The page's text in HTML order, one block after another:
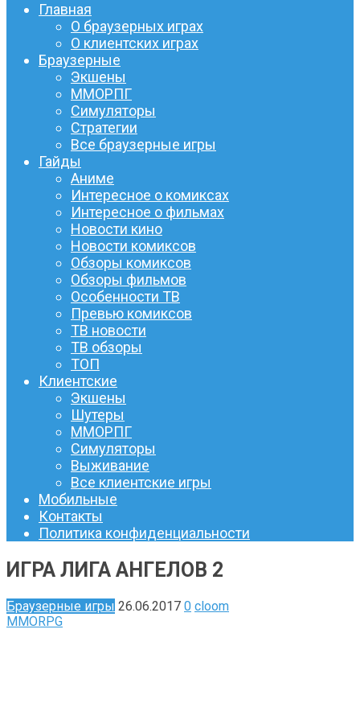
Главная
О браузерных играх
О клиентских играх
Браузерные
Экшены
ММОРПГ
Симуляторы
Стратегии
Все браузерные игры
Гайды
Аниме
Интересное о комиксах
Интересное о фильмах
Новости кино
Новости комиксов
Обзоры комиксов
Обзоры фильмов
Особенности ТВ
Превью комиксов
ТВ новости
ТВ обзоры
ТОП
Клиентские
Экшены
Шутеры
ММОРПГ
Симуляторы
Выживание
Все клиентские игры
Мобильные
Контакты
Политика конфиденциальности
ИГРА ЛИГА АНГЕЛОВ 2
Браузерные игры 26.06.2017 0 cloom
MMORPG